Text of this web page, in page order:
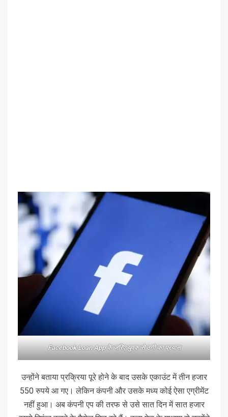
Facebook Loan App के जरिए युवक से ठगी का प्रयास
उन्होंने बताया प्रक्रिया पूरे होने के बाद उसके एकाउंट में तीन हजार
550 रुपये आ गए। लेकिन कंपनी और उसके मध्य कोई ऐसा एग्रीमेंट
नहीं हुआ। अब कंपनी एप की तरफ से उसे सात दिन में सात हजार